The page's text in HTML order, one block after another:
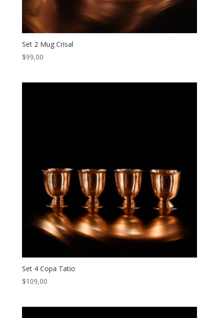
Set 2 Mug Crisal
$99,00
Set 4 Copa Tatio
$109,00